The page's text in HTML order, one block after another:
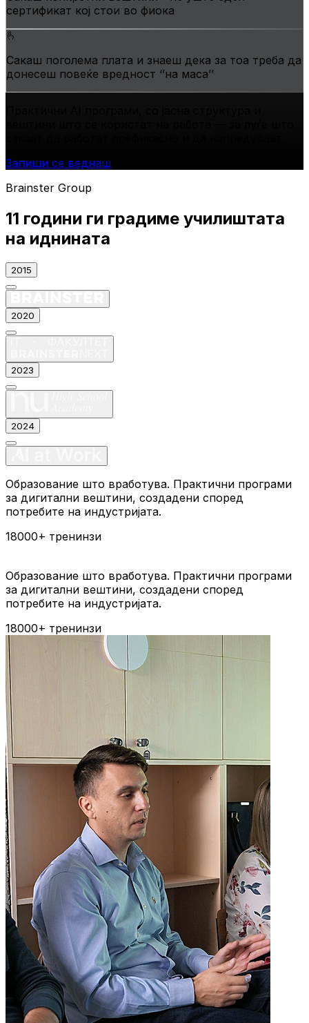
сертификат кој стои во фиока
🫰
Сакаш поголема плата и знаеш дека за тоа треба да
донесеш повеќе вредност ‘’на маса’’
Запиши се веднаш
Brainster Group
11 години ги градиме училиштата
на иднината
2015
2020
2023
2024
Образование што вработува. Практични програми
за дигитални вештини, создадени според
потребите на индустријата.
18000+ тренинзи
Образование што вработува. Практични програми
за дигитални вештини, создадени според
потребите на индустријата.
18000+ тренинзи